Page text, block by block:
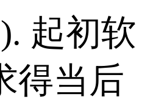
初软
得当后